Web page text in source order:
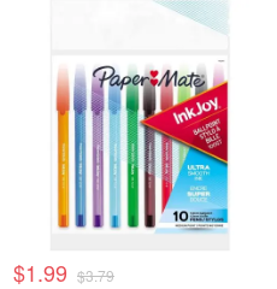
$1.99 $3.79